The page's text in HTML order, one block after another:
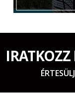
IRATKOZZ